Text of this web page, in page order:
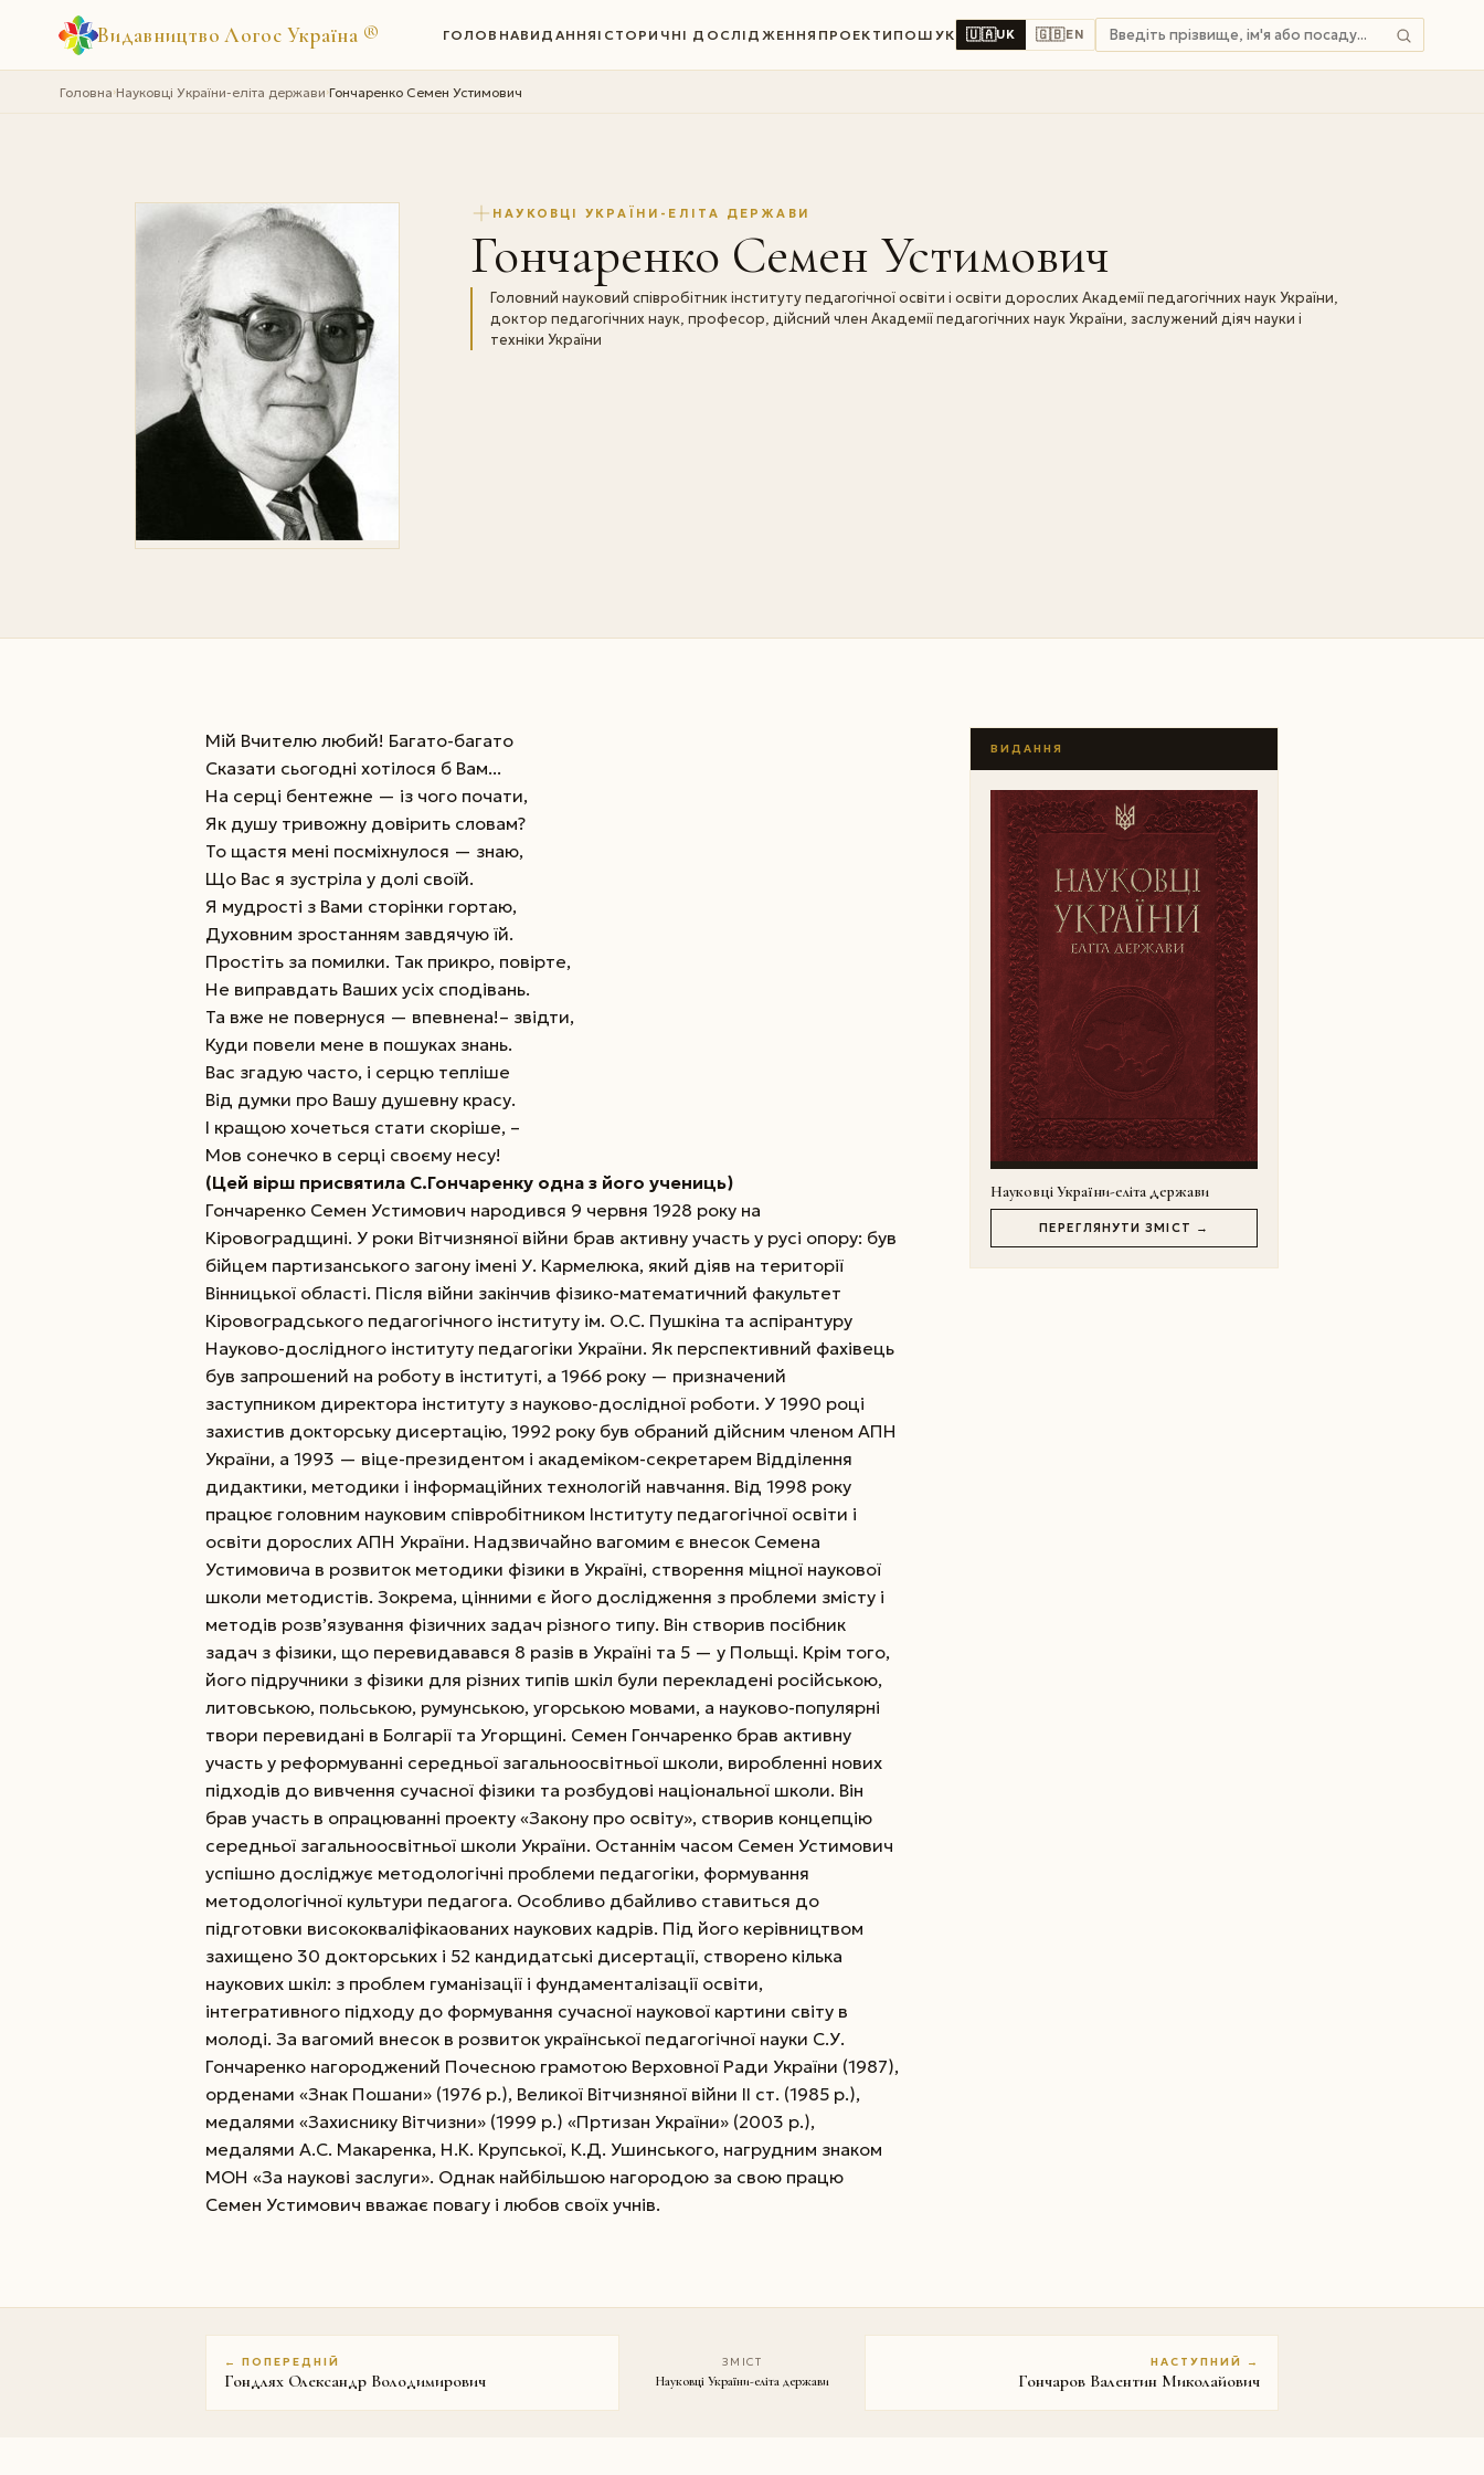
Видавництво Логос Україна ® ГОЛОВНАВИДАННЯ ІСТОРИЧНІ ДОСЛІДЖЕННЯ ПРОЕКТИ ПОШУК 🇺🇦UK 🇬🇧EN
Головна›Науковці України-еліта держави›Гончаренко Семен Устимович
НАУКОВЦІ УКРАЇНИ-ЕЛІТА ДЕРЖАВИ
Гончаренко Семен Устимович
Головний науковий співробітник інституту педагогічної освіти і освіти дорослих Академії педагогічних наук України,
доктор педагогічних наук, професор, дійсний член Академії педагогічних наук України, заслужений діяч науки і
техніки України
Мій Вчителю любий! Багато-багато
Сказати сьогодні хотілося б Вам...
На серці бентежне — із чого почати,
Як душу тривожну довірить словам?
То щастя мені посміхнулося — знаю,
Що Вас я зустріла у долі своїй.
Я мудрості з Вами сторінки гортаю,
Духовним зростанням завдячую їй.
Простіть за помилки. Так прикро, повірте,
Не виправдать Ваших усіх сподівань.
Та вже не повернуся — впевнена!– звідти,
Куди повели мене в пошуках знань.
Вас згадую часто, і серцю тепліше
Від думки про Вашу душевну красу.
І кращою хочеться стати скоріше, –
Мов сонечко в серці своєму несу!
(Цей вірш присвятила С.Гончаренку одна з його учениць)
Гончаренко Семен Устимович народився 9 червня 1928 року на
Кіровоградщині. У роки Вітчизняної війни брав активну участь у русі опору: був
бійцем партизанського загону імені У. Кармелюка, який діяв на території
Вінницької області. Після війни закінчив фізико-математичний факультет
Кіровоградського педагогічного інституту ім. О.С. Пушкіна та аспірантуру
Науково-дослідного інституту педагогіки України. Як перспективний фахівець
був запрошений на роботу в інституті, а 1966 року — призначений
заступником директора інституту з науково-дослідної роботи. У 1990 році
захистив докторську дисертацію, 1992 року був обраний дійсним членом АПН
України, а 1993 — віце-президентом і академіком-секретарем Відділення
дидактики, методики і інформаційних технологій навчання. Від 1998 року
працює головним науковим співробітником Інституту педагогічної освіти і
освіти дорослих АПН України. Надзвичайно вагомим є внесок Семена
Устимовича в розвиток методики фізики в Україні, створення міцної наукової
школи методистів. Зокрема, цінними є його дослідження з проблеми змісту і
методів розв’язування фізичних задач різного типу. Він створив посібник
задач з фізики, що перевидавався 8 разів в Україні та 5 — у Польщі. Крім того,
його підручники з фізики для різних типів шкіл були перекладені російською,
литовською, польською, румунською, угорською мовами, а науково-популярні
твори перевидані в Болгарії та Угорщині. Семен Гончаренко брав активну
участь у реформуванні середньої загальноосвітньої школи, виробленні нових
підходів до вивчення сучасної фізики та розбудові національної школи. Він
брав участь в опрацюванні проекту «Закону про освіту», створив концепцію
середньої загальноосвітньої школи України. Останнім часом Семен Устимович
успішно досліджує методологічні проблеми педагогіки, формування
методологічної культури педагога. Особливо дбайливо ставиться до
підготовки висококваліфікаованих наукових кадрів. Під його керівництвом
захищено 30 докторських і 52 кандидатські дисертації, створено кілька
наукових шкіл: з проблем гуманізації і фундаменталізації освіти,
інтегративного підходу до формування сучасної наукової картини світу в
молоді. За вагомий внесок в розвиток української педагогічної науки С.У.
Гончаренко нагороджений Почесною грамотою Верховної Ради України (1987),
орденами «Знак Пошани» (1976 р.), Великої Вітчизняної війни ІІ ст. (1985 р.),
медалями «Захиснику Вітчизни» (1999 р.) «Пртизан України» (2003 р.),
медалями А.С. Макаренка, Н.К. Крупської, К.Д. Ушинського, нагрудним знаком
МОН «За наукові заслуги». Однак найбільшою нагородою за свою працю
Семен Устимович вважає повагу і любов своїх учнів.
ВИДАННЯ
Науковці України-еліта держави
ПЕРЕГЛЯНУТИ ЗМІСТ →
← ПОПЕРЕДНІЙ
Гондлях Олександр Володимирович
ЗМІСТ
Науковці України-еліта держави
НАСТУПНИЙ →
Гончаров Валентин Миколайович